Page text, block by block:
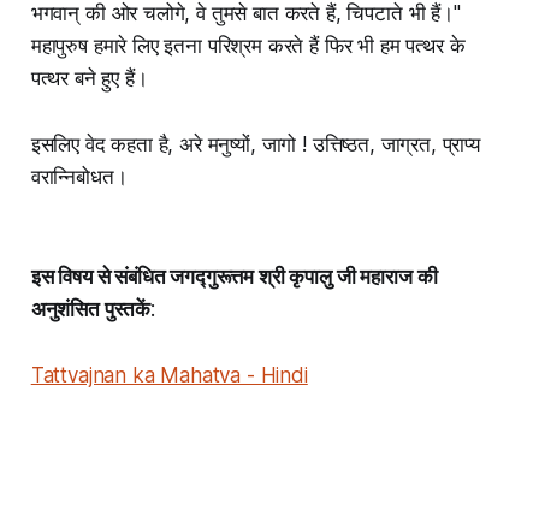
भगवान् की ओर चलोगे, वे तुमसे बात करते हैं, चिपटाते भी हैं।"
महापुरुष हमारे लिए इतना परिश्रम करते हैं फिर भी हम पत्थर के
पत्थर बने हुए हैं।
इसलिए वेद कहता है, अरे मनुष्यों, जागो ! उत्तिष्ठत, जाग्रत, प्राप्य
वरान्निबोधत।
इस विषय से संबंधित जगद्गुरूत्तम श्री कृपालु जी महाराज की
अनुशंसित पुस्तकें:
Tattvajnan ka Mahatva - Hindi